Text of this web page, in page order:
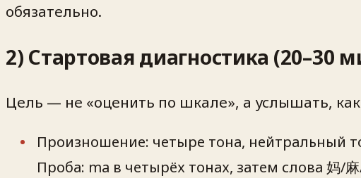
обязательно.
2) Стартовая диагностика (20–30
Цель — не «оценить по шкале», а услышать,
Произношение: четыре тона, нейтральный
Проба: ma в четырёх тонах, затем слова 妈/